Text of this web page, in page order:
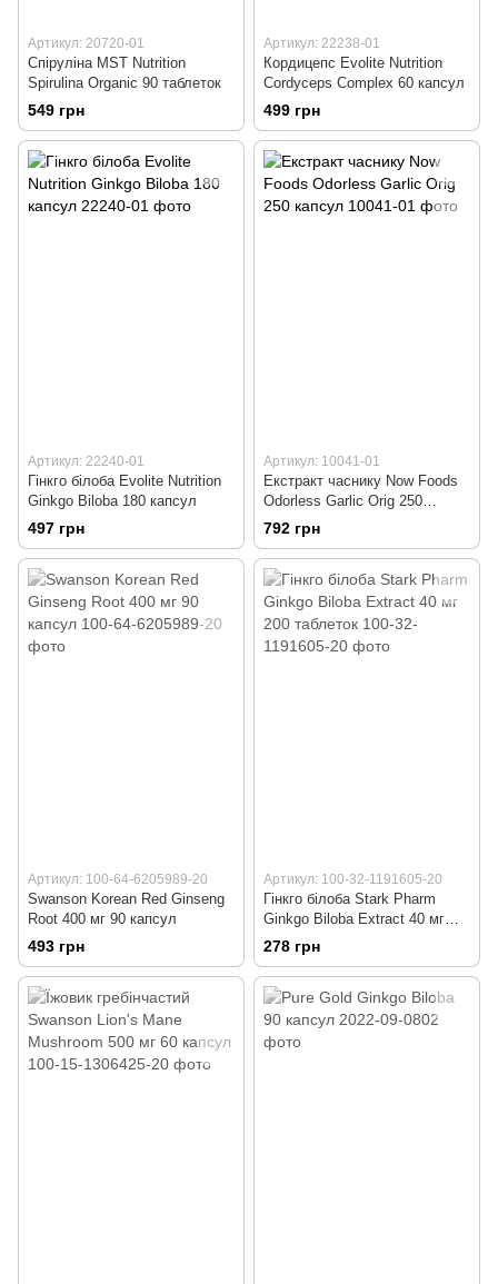
Артикул: 20720-01
Спіруліна MST Nutrition
Spirulina Organic 90 таблеток
549 грн
Артикул: 22238-01
Кордицепс Evolite Nutrition
Cordyceps Complex 60 капсул
499 грн
Артикул: 22240-01
Гінкго білоба Evolite Nutrition
Ginkgo Biloba 180 капсул
497 грн
Артикул: 10041-01
Екстракт часнику Now Foods
Odorless Garlic Orig 250
капсул
792 грн
Артикул: 100-64-6205989-20
Swanson Korean Red Ginseng
Root 400 мг 90 капсул
493 грн
Артикул: 100-32-1191605-20
Гінкго білоба Stark Pharm
Ginkgo Biloba Extract 40 мг
200 таблеток
278 грн